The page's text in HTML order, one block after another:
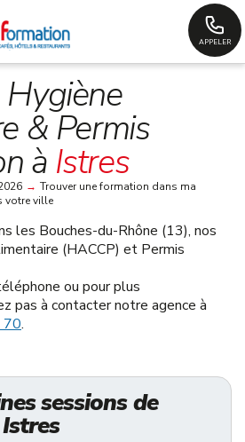
APPELER
& Permis
à Istres
→ Trouver une formation dans ma
votre ville
les Bouches-du-Rhône (13), nos
(HACCP) et Permis
ou pour plus
pas à contacter notre agence à
.
sessions de